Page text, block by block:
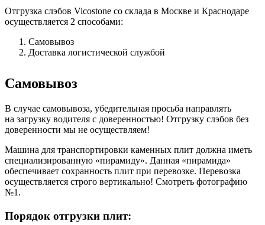
Отгрузка слэбов Vicostone со склада в Москве и Краснодаре
осуществляется 2 способами:
Самовывоз
Доставка логистической службой
Самовывоз
В случае самовывоза, убедительная просьба направлять
на загрузку водителя с доверенностью! Отгрузку слэбов без
доверенности мы не осуществляем!
Машина для транспортировки каменных плит должна иметь
специализированную «пирамиду». Данная «пирамида»
обеспечивает сохранность плит при перевозке. Перевозка
осуществляется строго вертикально! Смотреть фотографию
№1.
Порядок отгрузки плит: